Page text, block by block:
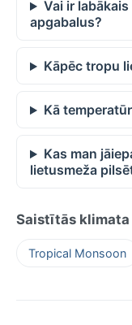
Vai ir
apgabalus?
Kāpēc tropu
Kā
Kas man
lietusmeža
Saistītās klimata
Tropical Monsoon